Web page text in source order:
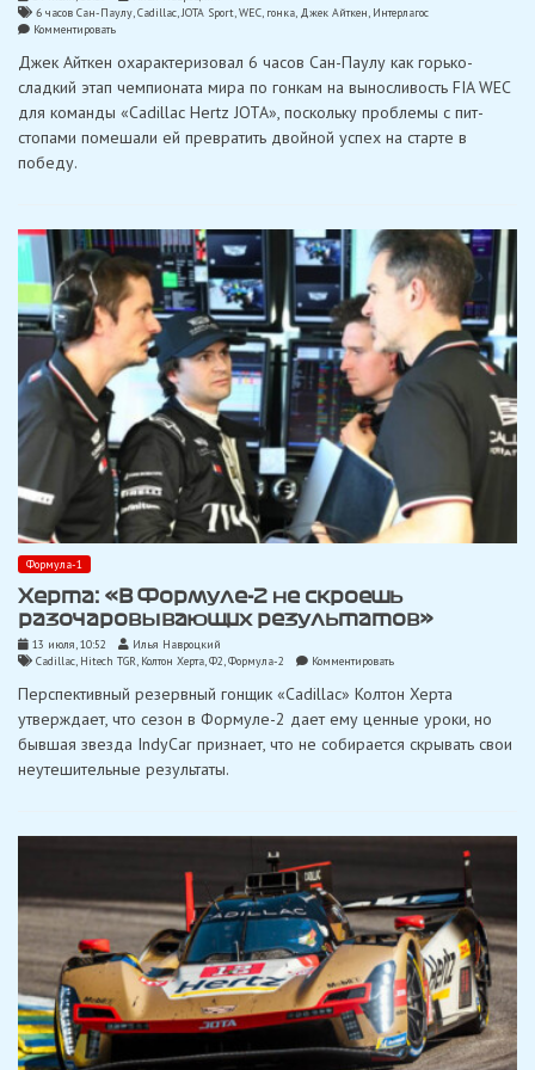
6 часов Сан-Паулу,Cadillac,JOTA Sport,WEC, гонка, Джек Айткен, Интерлагос
Комментироватьon
«Выходные
Сан-
Паулу
«Cadillac
сладкими»
Джек Айткен охарактеризовал 6 часов Сан-Паулу как горько-
сладкий этап чемпионата мира по гонкам на выносливость FIA WEC
для команды «Cadillac Hertz JOTA», поскольку проблемы с пит-
стопами помешали ей превратить двойной успех на старте в
победу.
Формула-1
Херта: «В Формуле-2 не скроешь
разочаровывающих результатов»
13 июля, 10:52
Илья Навроцкий
Cadillac, Hitech TGR, Колтон Херта,Ф2,Формула-2 Комментироватьon
«В
не
скроешь
Перспективный резервный гонщик «Cadillac» Колтон Херта
утверждает, что сезон в Формуле-2 дает ему ценные уроки, но
бывшая звезда IndyCar признает, что не собирается скрывать свои
неутешительные результаты.